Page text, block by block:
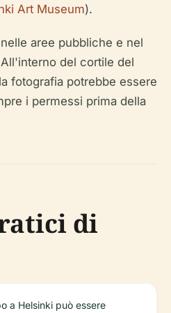
Art Museum).
aree pubbliche e nel
del cortile del
fotografia potrebbe essere
i permessi prima della
di
a Helsinki può essere